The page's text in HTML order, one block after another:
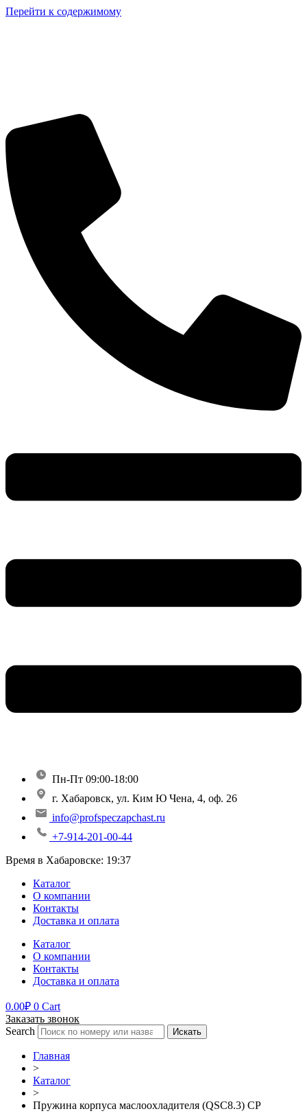
Перейти к содержимому
Пн-Пт 09:00-18:00
г. Хабаровск, ул. Ким Ю Чена, 4, оф. 26
info@profspeczapchast.ru
+7-914-201-00-44
Время в Хабаровске: 19:37
Каталог
О компании
Контакты
Доставка и оплата
Каталог
О компании
Контакты
Доставка и оплата
0.00₽ 0 Cart
Заказать звонок
Search
Искать
Главная
>
Каталог
>
Пружина корпуса маслоохладителя (QSC8.3) CP